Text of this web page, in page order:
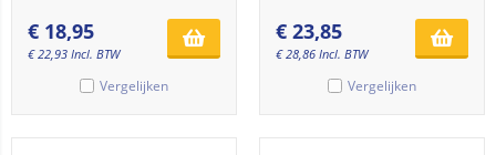
€ 18,95
€22,93 Incl. BTW
Vergelijken
€ 23,85
€28,86 Incl. BTW
Vergelijken